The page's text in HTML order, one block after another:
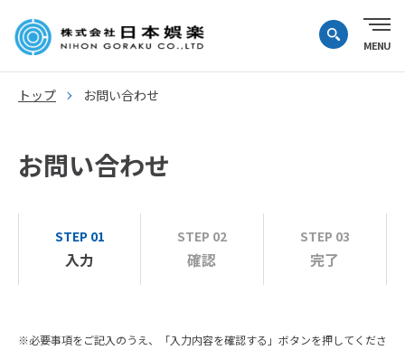
トップ お問い合わせ
お問い合わせ
STEP 01
入力
STEP 02
確認
STEP 03
完了
※必要事項をご記入のうえ、「入力内容を確認する」ボタンを押してくださ